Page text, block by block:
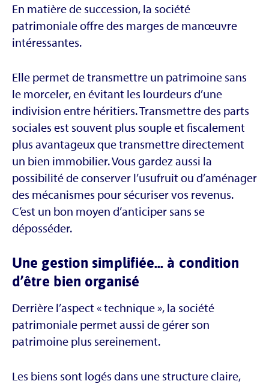
En matière de succession, la société
patrimoniale offre des marges de manœuvre
intéressantes.
Elle permet de transmettre un patrimoine sans
le morceler, en évitant les lourdeurs d’une
indivision entre héritiers. Transmettre des parts
sociales est souvent plus souple et fiscalement
plus avantageux que transmettre directement
un bien immobilier. Vous gardez aussi la
possibilité de conserver l’usufruit ou d’aménager
des mécanismes pour sécuriser vos revenus.
C’est un bon moyen d’anticiper sans se
déposséder.
Une gestion simplifiée… à condition
d’être bien organisé
Derrière l’aspect « technique », la société
patrimoniale permet aussi de gérer son
patrimoine plus sereinement.
Les biens sont logés dans une structure claire,